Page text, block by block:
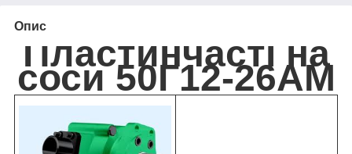
Опис
Пластинчасті на
соси 50Г12-26АМ